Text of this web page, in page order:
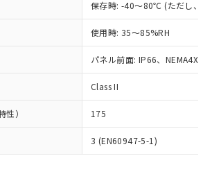
保存時: -40～80℃ (ただし、氷
使用時: 35～85%RH
パネル前面: IP66、NEMA4X,
Class II
） 175
3 (EN60947-5-1)
お取引先、またはお客様担当のオ
ン制御機器販売店・当社販売員に
ロン制御機器販売店や当社販売拠
販売ネットワーク
」をご確認
況および標準価格結果を当社の
の承諾なく第三者に漏洩または開
いようお願いします。
パーツ機能（部品リスト作成サー
）をご利用いただくには、I-Web
以下、フタル酸ジイソブチル
指令で産業用監視および制御機器に対する
除く。
テル類の４物質については閾値を超える意
ないことを確認しています。
切り替え状況などにより、予定
ることがあります。
: 1000ppm、 BBP(フタル酸ブチルベンジ
酸ビス(2-エチルヘキシル)) : 1000ppm
害物質（10物質）のすべてが基
あることを示します。
通常の使用状況下において有害物
漏えいし、環境に深刻な影響を
年数を意味します。
う必要な手段を講じます。
は貴社製品を、核兵器、ミサイ
化学兵器、生物兵器またはその他
並びにこれらの製造装置等に一切
、貴社製品を第三者に販売する
は、上記1、2および3の内容を当
者に通知します。また当社は、
先および販売に係わる関係者が違
輸出するおそれがある場合は、取
をいたしません。
一定数には満たないが在庫あり
在庫なし(最新の在庫状況につ
いては、お客様のお取引先、ま
たはお客様担当のオムロン制御
機器販売店・当社販売員にご確
受注生産機種、また在庫状況の
情報を公開していない機種